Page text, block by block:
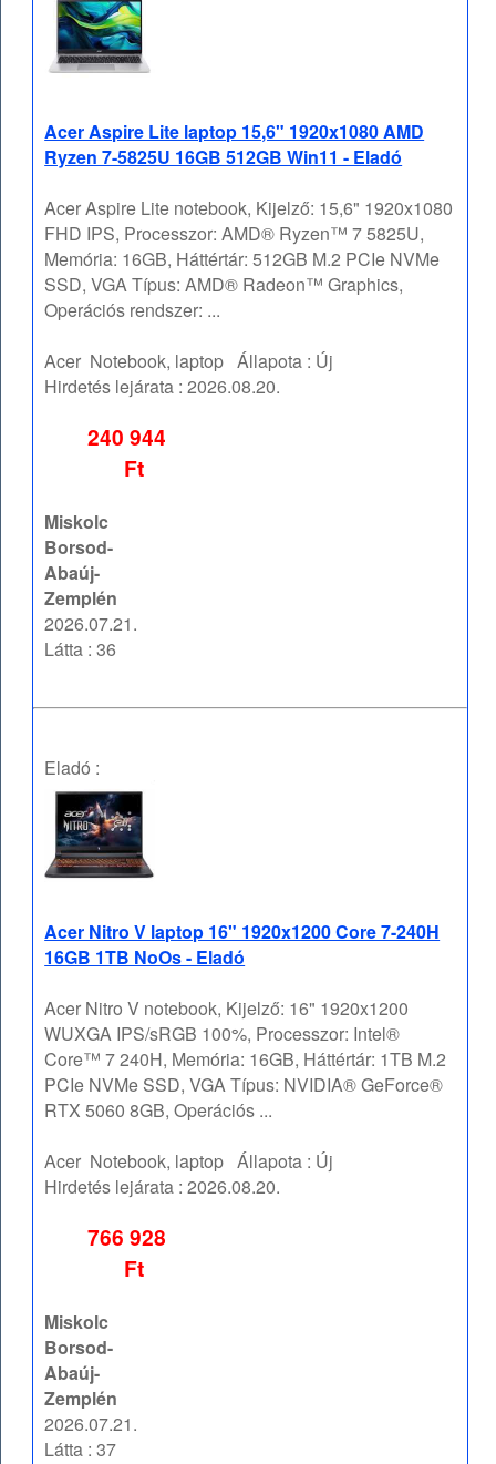
Acer Aspire Lite laptop 15,6" 1920x1080 AMD
Ryzen 7-5825U 16GB 512GB Win11 - Eladó
Acer Aspire Lite notebook, Kijelző: 15,6" 1920x1080
FHD IPS, Processzor: AMD® Ryzen™ 7 5825U,
Memória: 16GB, Háttértár: 512GB M.2 PCIe NVMe
SSD, VGA Típus: AMD® Radeon™ Graphics,
Operációs rendszer: ...
Acer Notebook, laptop Állapota : Új
Hirdetés lejárata :2026.08.20.
240 944
Ft
Miskolc
Borsod-
Abaúj-
Zemplén
2026.07.21.
Látta : 36
Eladó :
Acer Nitro V laptop 16" 1920x1200 Core 7-240H
16GB 1TB NoOs - Eladó
Acer Nitro V notebook, Kijelző: 16" 1920x1200
WUXGA IPS/sRGB 100%, Processzor: Intel®
Core™ 7 240H, Memória: 16GB, Háttértár: 1TB M.2
PCIe NVMe SSD, VGA Típus: NVIDIA® GeForce®
RTX 5060 8GB, Operációs ...
Acer Notebook, laptop Állapota : Új
Hirdetés lejárata :2026.08.20.
766 928
Ft
Miskolc
Borsod-
Abaúj-
Zemplén
2026.07.21.
Látta : 37